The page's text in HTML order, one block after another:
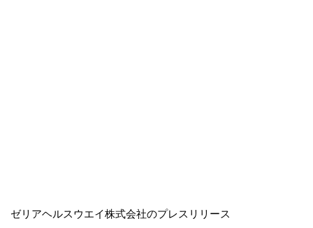
ゼリアヘルスウエイ株式会社のプレスリリース